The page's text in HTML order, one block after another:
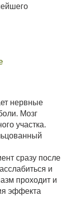
нервные
Мозг
участка.
сразу после
и
проходит и
эффекта